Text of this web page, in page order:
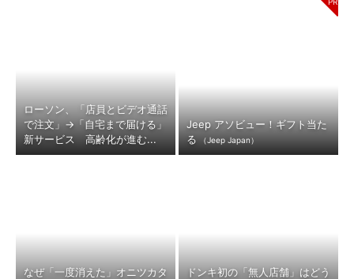
ローソン、「店員とビデオ通話
で注文」→「自宅まで届ける」
新サービス 高齢化が進む...
Jeep アソビュー！ギフト当た
る
（Jeep Japan）
なぜ「一度消えた」オニツカタ
ドンキ初の「無人店舗」はどう